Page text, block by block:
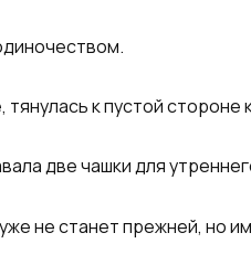
к пустой стороне
две чашки для
не станет прежней, но